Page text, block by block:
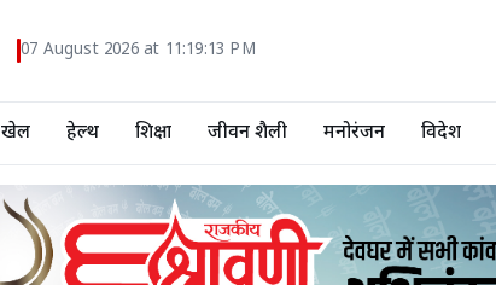
07 August 2026 at 11:19:14 PM
खेल हेल्थ शिक्षा जीवन शैली मनोरंजन विदेश